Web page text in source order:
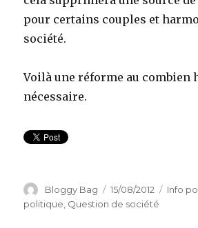
pour certains couples et
société.
Voilà une réforme au combien
nécessaire.
Auteur
Bloggy Bag
Publié
le
15/08/2012 Info
politique Question de société